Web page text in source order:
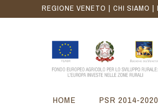
REGIONE VENETO CHI SIAMO
HOME PSR 2014-2020